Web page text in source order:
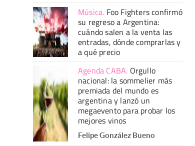
Música. Foo Fighters confirmó
su regreso a Argentina:
cuándo salen a la venta las
entradas, dónde comprarlas y
a qué precio
Agenda CABA. Orgullo
nacional: la sommelier más
premiada del mundo es
argentina y lanzó un
megaevento para probar los
mejores vinos
Felipe González Bueno